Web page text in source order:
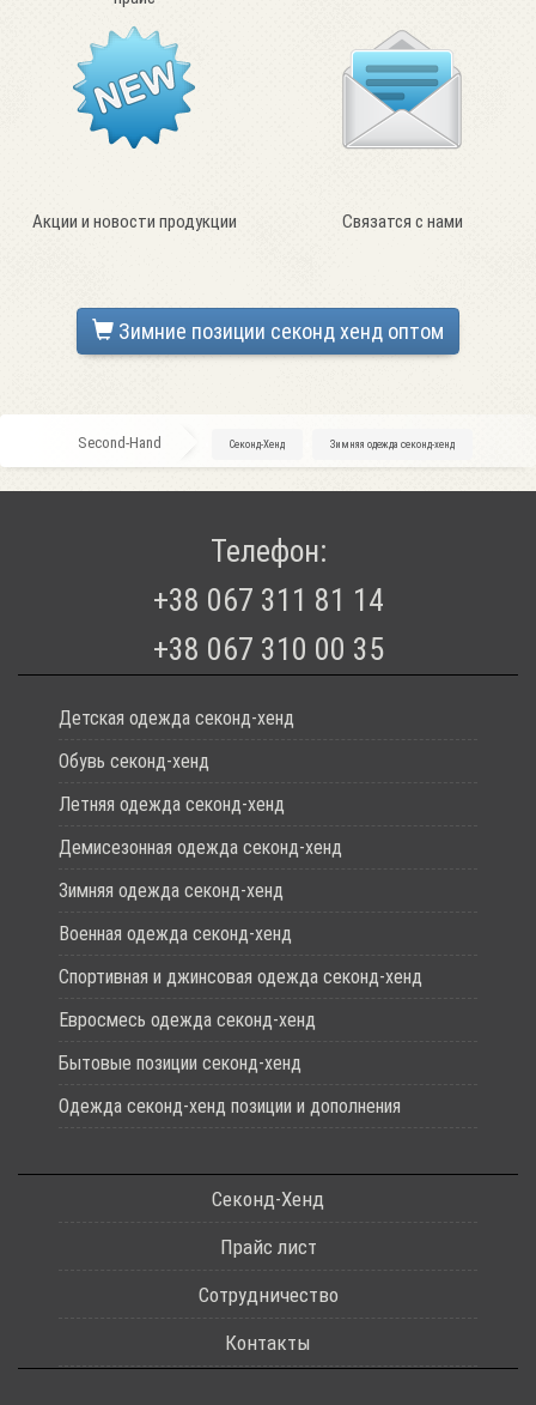
Акции и новости продукции Связатся с нами
Зимние позиции секонд хенд оптом
Second-Hand Секонд-Хенд Зимняя одежда секонд-хенд
Телефон:
+38 067 311 81 14
+38 067 310 00 35
Детская одежда секонд-хенд
Обувь секонд-хенд
Летняя одежда секонд-хенд
Демисезонная одежда секонд-хенд
Зимняя одежда секонд-хенд
Военная одежда секонд-хенд
Спортивная и джинсовая одежда секонд-хенд
Евросмесь одежда секонд-хенд
Бытовые позиции секонд-хенд
Одежда секонд-хенд позиции и дополнения
Секонд-Хенд
Прайс лист
Сотрудничество
Контакты